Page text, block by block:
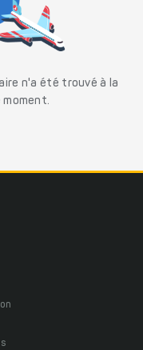
n'a été trouvé à la
moment.